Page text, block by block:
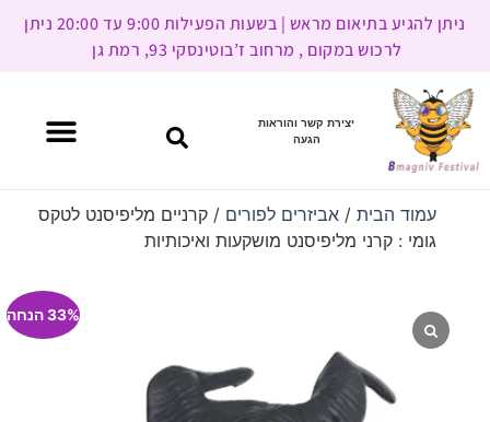
ניתן להגיע בתיאום מראש | בשעות הפעילות 9:00 עד 20:00 ניתן
לרכוש במקום , מרחוב ז’בוטינסקי 93, רמת גן
יצירת קשר והוראות
הגעה
עמוד הבית/ אביזרים לפורים / קרניים מליפיסנט לטקס
גומי : קרני מליפיסנט מושקעות ואיכותיות
33% הנחה